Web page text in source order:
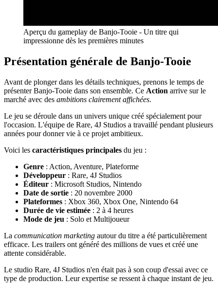
Aperçu du gameplay de Banjo-Tooie - Un titre qui
impressionne dès les premières minutes
Présentation générale de Banjo-Tooie
Avant de plonger dans les détails techniques, prenons le temps de
présenter Banjo-Tooie dans son ensemble. Ce Action arrive sur le
marché avec des ambitions clairement affichées.
Le jeu se déroule dans un univers unique créé spécialement pour
l'occasion. L'équipe de Rare, 4J Studios a travaillé pendant plusieurs
années pour donner vie à ce projet ambitieux.
Voici les caractéristiques principales du jeu :
Genre : Action, Aventure, Plateforme
Développeur : Rare, 4J Studios
Éditeur : Microsoft Studios, Nintendo
Date de sortie : 20 novembre 2000
Plateformes : Xbox 360, Xbox One, Nintendo 64
Durée de vie estimée : 2 à 4 heures
Mode de jeu : Solo et Multijoueur
La communication marketing autour du titre a été particulièrement
efficace. Les trailers ont généré des millions de vues et créé une
attente considérable.
Le studio Rare, 4J Studios n'en était pas à son coup d'essai avec ce
type de production. Leur expertise se ressent à chaque instant de jeu.